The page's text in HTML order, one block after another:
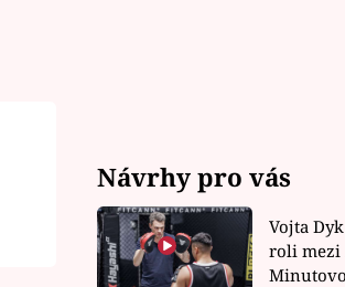
Návrhy pro vás
Vojta
roli mezi